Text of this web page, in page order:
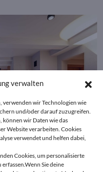
verwalten
verwenden wir Technologien wie
und/oder darauf zuzugreifen.
können wir Daten wie das
Website verarbeiten. Cookies
verwendet und helfen dabei,
Cookies, um personalisierte
Sie deine